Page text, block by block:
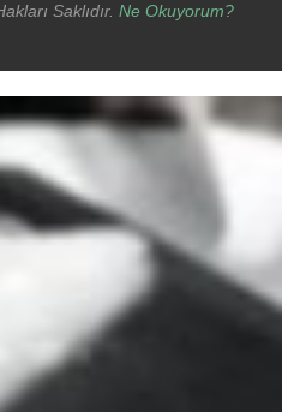
Saklıdır. Ne Okuyorum?